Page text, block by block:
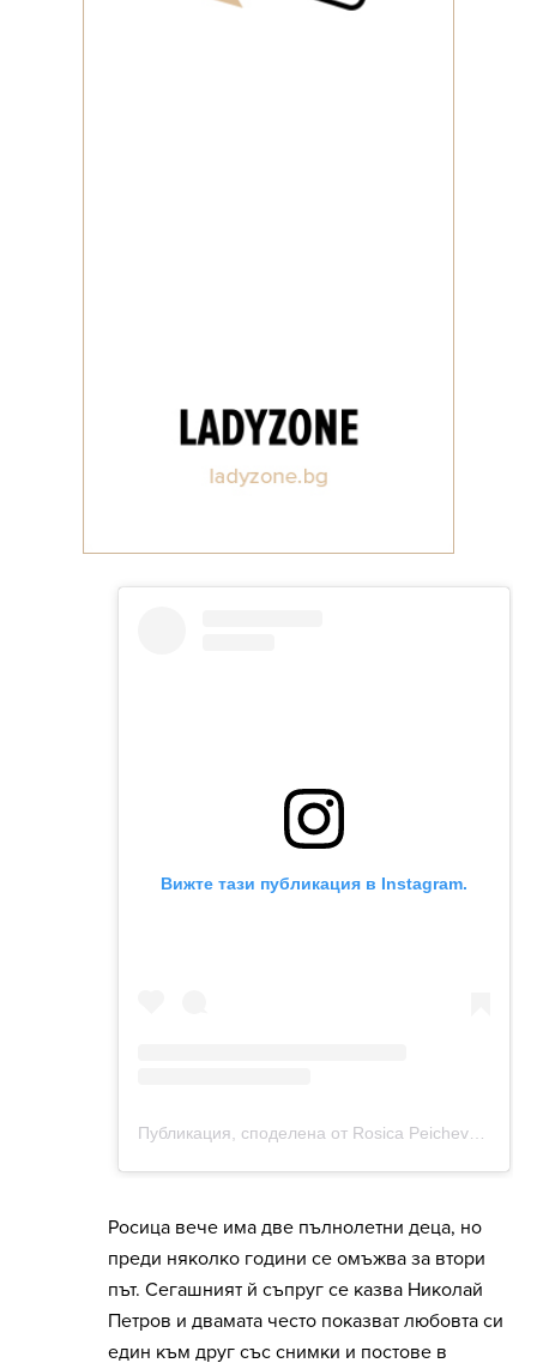
Росица вече има две пълнолетни деца, но
преди няколко години се омъжва за втори
път. Сегашният й съпруг се казва Николай
Петров и двамата често показват любовта си
един към друг със снимки и постове в